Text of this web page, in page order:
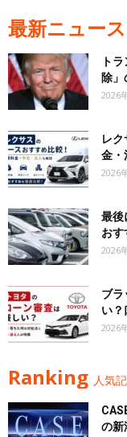
最新ニュース
ト
除」
2026
レ
金・
2026
最後
おす
2026
ブラ
い？
2026
Ranking 人気
の新